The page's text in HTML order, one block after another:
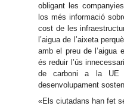
obligant les
los més informació
cost de les
l’aigua de l’aixeta
amb el preu de l’aigua
és reduir l’ús
de carboni a la UE
desenvolupament
«Els ciutadans han fet